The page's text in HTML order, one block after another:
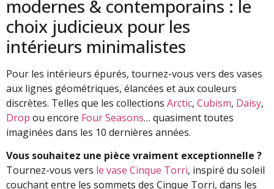
modernes & contemporains : le
choix judicieux pour les
intérieurs minimalistes
Pour les intérieurs épurés, tournez-vous vers des vases
aux lignes géométriques, élancées et aux couleurs
discrètes. Telles que les collections Arctic, Cubism, Daisy,
Drop ou encore Four Seasons… quasiment toutes
imaginées dans les 10 dernières années.
Vous souhaitez une pièce vraiment exceptionnelle ?
Tournez-vous vers le vase Cinque Torri, inspiré du soleil
couchant entre les sommets des Cinque Torri, dans les